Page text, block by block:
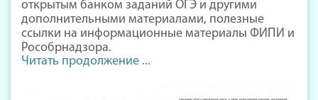
открытым банком заданий ОГЭ и другими
дополнительными материалами, полезные
ссылки на информационные материалы ФИПИ и
Рособрнадзора.
Читать продолжение ...